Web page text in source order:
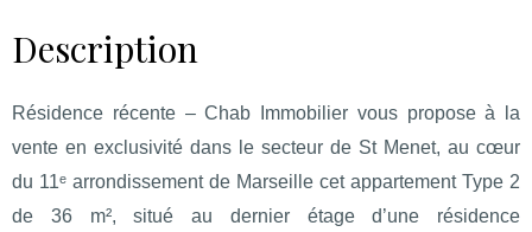
Description
Résidence récente – Chab Immobilier vous propose à la
vente en exclusivité dans le secteur de St Menet, au cœur
du 11ᵉ arrondissement de Marseille cet appartement Type 2
de 36 m², situé au dernier étage d’une résidence